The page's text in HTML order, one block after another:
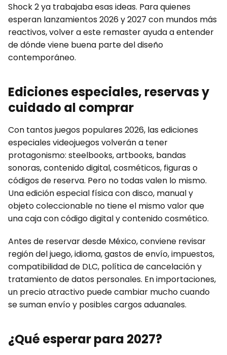
Shock 2 ya trabajaba esas ideas. Para quienes
esperan lanzamientos 2026 y 2027 con mundos más
reactivos, volver a este remaster ayuda a entender
de dónde viene buena parte del diseño
contemporáneo.
Ediciones especiales, reservas y
cuidado al comprar
Con tantos juegos populares 2026, las ediciones
especiales videojuegos volverán a tener
protagonismo: steelbooks, artbooks, bandas
sonoras, contenido digital, cosméticos, figuras o
códigos de reserva. Pero no todas valen lo mismo.
Una edición especial física con disco, manual y
objeto coleccionable no tiene el mismo valor que
una caja con código digital y contenido cosmético.
Antes de reservar desde México, conviene revisar
región del juego, idioma, gastos de envío, impuestos,
compatibilidad de DLC, política de cancelación y
tratamiento de datos personales. En importaciones,
un precio atractivo puede cambiar mucho cuando
se suman envío y posibles cargos aduanales.
¿Qué esperar para 2027?